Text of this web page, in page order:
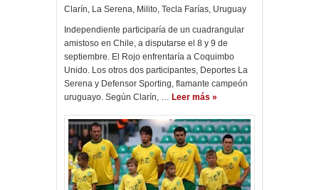
Clarín, La Serena, Milito, Tecla Farías, Uruguay
Independiente participaría de un cuadrangular
amistoso en Chile, a disputarse el 8 y 9 de
septiembre. El Rojo enfrentaría a Coquimbo
Unido. Los otros dos participantes, Deportes La
Serena y Defensor Sporting, flamante campeón
uruguayo. Según Clarín, … Leer más »